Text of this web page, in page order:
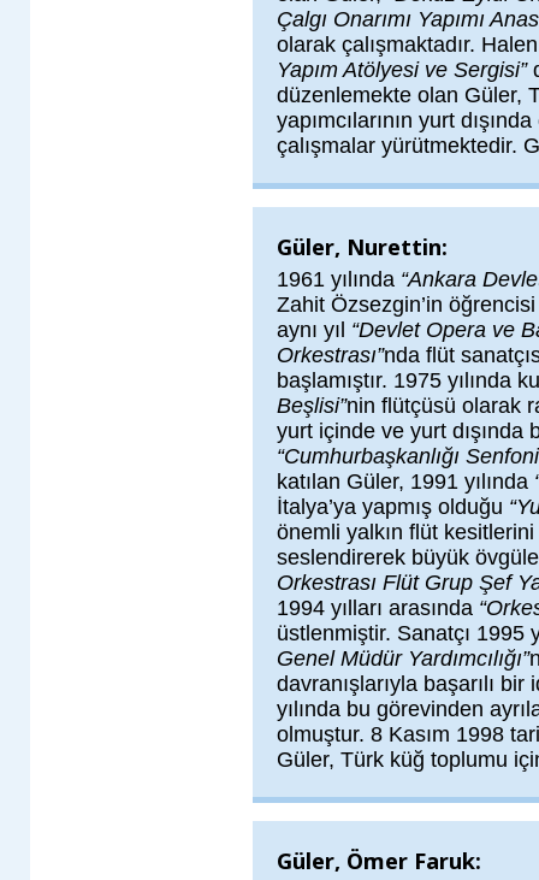
Çalgı Onarımı Yapımı
olarak çalışmaktadır.
Yapım Atölyesi ve Sergisi”
düzenlemekte olan Güler,
yapımcılarının yurt
çalışmalar yürütmektedir.
Güler, Nurettin:
1961 yılında “Ankara
Zahit Özsezgin’in
aynı yıl “Devlet Opera ve
Orkestrası”nda flüt
başlamıştır. 1975 yılında
Beşlisi”nin flütçüsü olarak
yurt içinde ve yurt dışında
“Cumhurbaşkanlığı
katılan Güler, 1991 yılında
İtalya’ya yapmış olduğu
önemli yalkın flüt
seslendirerek büyük
Orkestrası Flüt Grup Şef
1994 yılları arasında
üstlenmiştir. Sanatçı 1995
Genel Müdür Yardımcılığı”
davranışlarıyla başarılı
yılında bu görevinden
olmuştur. 8 Kasım 1998
Güler, Türk küğ toplumu
Güler, Ömer Faruk: